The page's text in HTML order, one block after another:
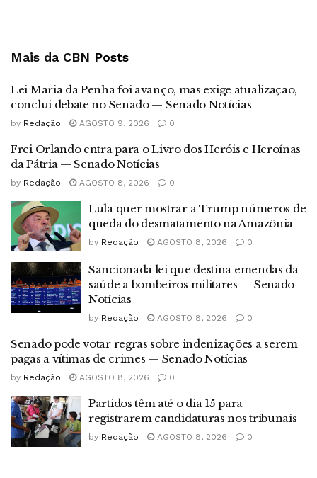
Mais da CBN Posts
Lei Maria da Penha foi avanço, mas exige atualização,
conclui debate no Senado — Senado Notícias
by Redação AGOSTO 9, 2026 0
Frei Orlando entra para o Livro dos Heróis e Heroínas
da Pátria — Senado Notícias
by Redação AGOSTO 8, 2026 0
Lula quer mostrar a Trump números de
queda do desmatamento na Amazônia
by Redação AGOSTO 8, 2026 0
Sancionada lei que destina emendas da
saúde a bombeiros militares — Senado
Notícias
by Redação AGOSTO 8, 2026 0
Senado pode votar regras sobre indenizações a serem
pagas a vítimas de crimes — Senado Notícias
by Redação AGOSTO 8, 2026 0
Partidos têm até o dia 15 para
registrarem candidaturas nos tribunais
by Redação AGOSTO 8, 2026 0